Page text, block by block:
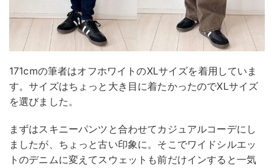
171cmの筆者はオフホワイトのXLサイズを着用していま
す。サイズはちょっと大き目に着たかったのでXLサイズ
を選びました。
まずはスキニーパンツと合わせてカジュアルコーデにし
ましたが、ちょっと古い印象に。そこでワイドシルエッ
トのデニムに変えてスウェットも前だけインすると一気